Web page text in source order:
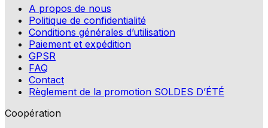
A propos de nous
Politique de confidentialité
Conditions générales d’utilisation
Paiement et expédition
GPSR
FAQ
Contact
Règlement de la promotion SOLDES D’ÉTÉ
Coopération